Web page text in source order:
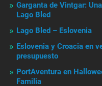
Garganta de Vintgar:
Lago Bled
Lago Bled – Eslovenia
Eslovenia y Croacia en
presupuesto
PortAventura en
Familia